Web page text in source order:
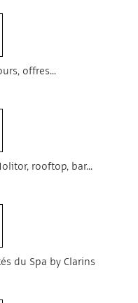
offres...
rooftop, bar...
du Spa by Clarins